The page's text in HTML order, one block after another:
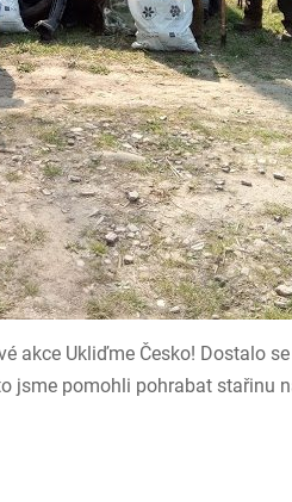
Ukliďme Česko! Dostalo
pomohli pohrabat stařinu